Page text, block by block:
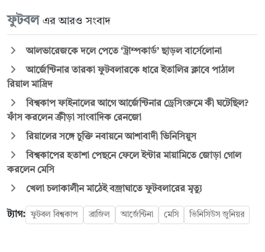
ফুটবল এর আরও সংবাদ
আলভারেজকে দলে পেতে ‘ট্রাম্পকার্ড’ ছাড়ল বার্সেলোনা
আর্জেন্টিনার তারকা ফুটবলারকে ধারে ইতালির ক্লাবে পাঠাল
রিয়াল মাদ্রিদ
বিশ্বকাপ ফাইনালের আগে আর্জেন্টিনার ড্রেসিংরুমে কী ঘটেছিল?
ফাঁস করলেন ক্রীড়া সাংবাদিক রেনজো
রিয়ালের সঙ্গে চুক্তি নবায়নে আশাবাদী ভিনিসিয়ুস
বিশ্বকাপের হতাশা পেছনে ফেলে ইন্টার মায়ামিতে জোড়া গোল
করলেন মেসি
খেলা চলাকালীন মাঠেই বজ্রাঘাতে ফুটবলারের মৃত্যু
ট্যাগ: ফুটবল বিশ্বকাপ ব্রাজিল আর্জেন্টিনা মেসি ভিনিসিউস জুনিয়র